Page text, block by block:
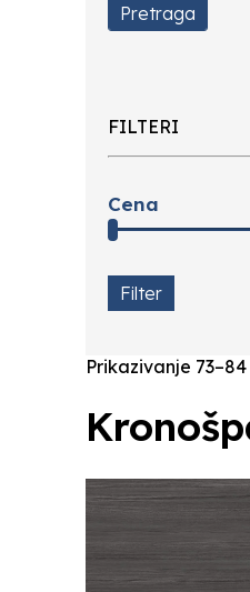
Pretraga
FILTERI
Cena
Filter
Prikazivanje